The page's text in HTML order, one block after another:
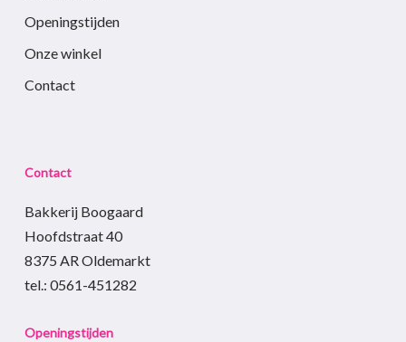
Openingstijden
Onze winkel
Contact
Contact
Bakkerij Boogaard
Hoofdstraat 40
8375 AR Oldemarkt
tel.: 0561-451282
Openingstijden